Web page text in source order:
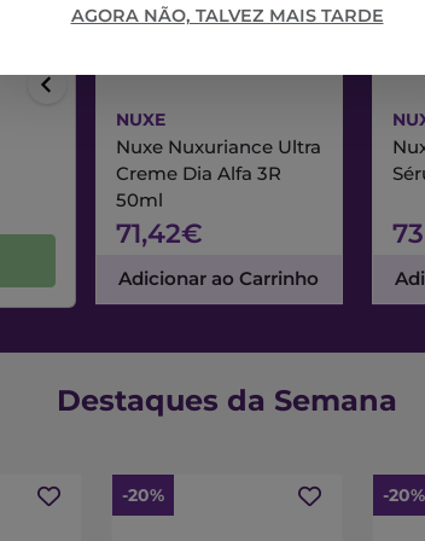
AGORA NÃO, TALVEZ MAIS TARDE
NUXE
Nuxe Nuxuriance Ultra
Creme Dia Alfa 3R
50ml
71,42€
Adicionar ao Carrinho
Destaques da Semana
-20% -20%